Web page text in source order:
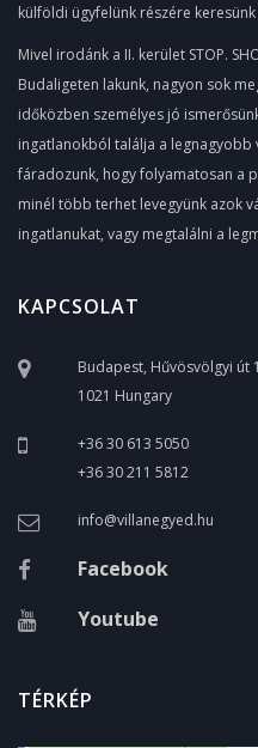
külföldi ügyfelünk részére
Mivel irodánk a II. kerület STOP.
Budaligeten lakunk, nagyon sok
időközben személyes jó
ingatlanokból találja a legnagyobb
fáradozunk, hogy folyamatosan a
minél több terhet levegyünk azok
ingatlanukat, vagy megtalálni a
KAPCSOLAT
Budapest, Hűvösvölgyi út
1021 Hungary
+36 30 613 5050
+36 30 211 5812
info@villanegyed.hu
Facebook
Youtube
TÉRKÉP